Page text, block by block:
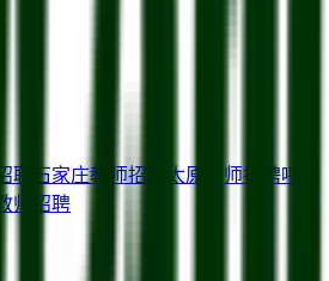
聘 石家庄教师招聘 太原 教师招聘呼和
教师招聘